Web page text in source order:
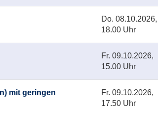
Do. 08.10.2026,
18.00 Uhr
Fr. 09.10.2026,
15.00 Uhr
mit geringen
Fr. 09.10.2026,
17.50 Uhr